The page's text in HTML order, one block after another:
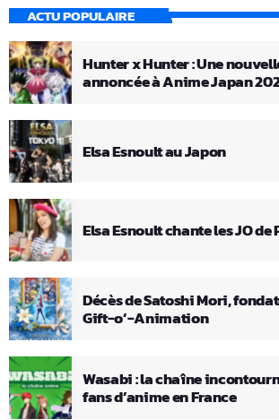
ACTU POPULAIRE
Hunter x Hunter : Une
annoncée à Anime Japan
Elsa Esnoult au Japon
Elsa Esnoult chante les JO de
Décès de Satoshi Mori,
Gift-o’-Animation
Wasabi : la chaîne
fans d’anime en France